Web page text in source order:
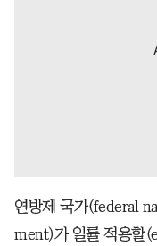
연방제 국가(federal
ment)가 일률 적용할